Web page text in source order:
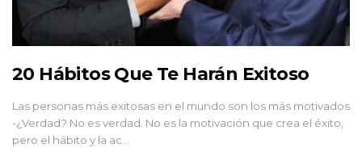
20 Hábitos Que Te Harán Exitoso
Las personas más exitosas en el mundo son los más motivados
-¿Verdad? No es verdad. No es la motivación que crea el éxito,
pero el hábito y la ac…